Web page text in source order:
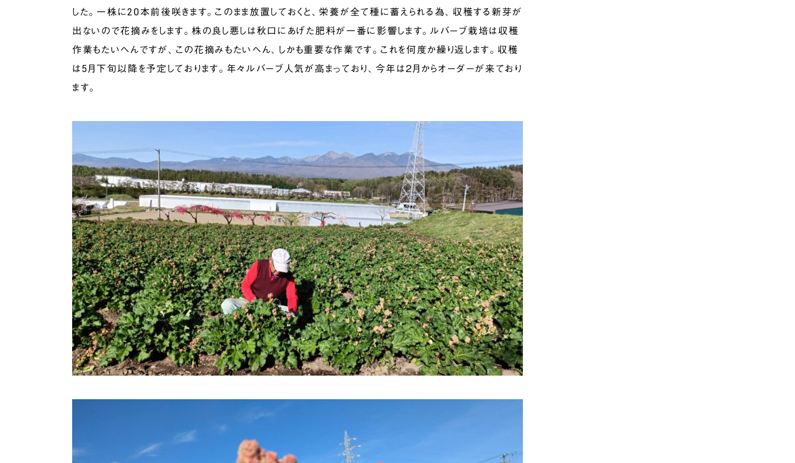
した。 一株に20本前後咲きます。このまま放置しておくと 、 栄養が全て種に蓄えられる為、収穫する新芽が
出ないので花摘みをします。 株の良し悪しは秋口にあげた肥料が一番に影響します。ルバーブ栽培は収穫
作業もたいへんですが、 この花摘みもたいへん、 しかも重要な作業です。 これを何度か繰り返します。 収穫
は5月下旬以降を予定しております。 年々ルバーブ人気が高まっており、 今年は２月からオーダーが来ており
ます。